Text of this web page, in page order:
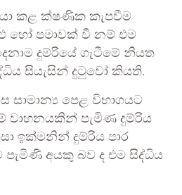
කළ ක්ෂණික කැපවීම
හෝ පමාවක් වී නම් එම
දුම්රියේ ගැටීමේ නියත
සියැසින් දුටුවෝ කියති.
සාමාන්‍ය පෙළ විභාගයට
වාහනයකින් පැමිණ දුම්රිය
ඉක්මනින් දුම්රිය පාර
අයකු බව ද එම සිද්ධිය